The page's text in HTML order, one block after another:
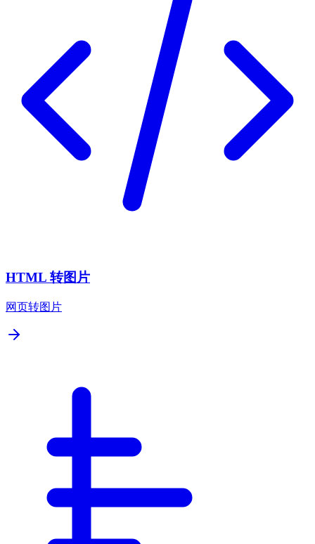
HTML 转图片
网页转图片